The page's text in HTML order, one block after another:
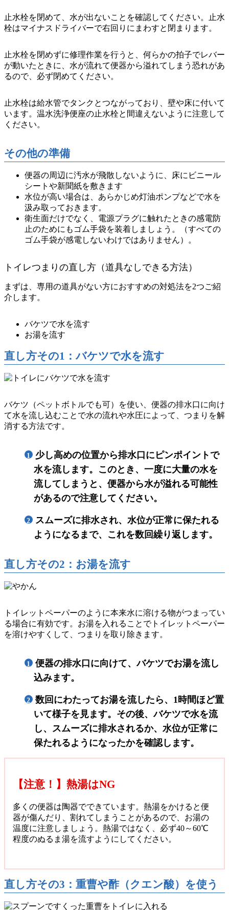
止水栓を閉めて、水が出ないことを確認してください。止水
栓はマイナスドライバーで右回りにまわすと閉まります。
止水栓を閉めずに修理作業を行うと、 何らかの拍子でレバー
が動いたときに、水が流れて便器から溢れてしまう 恐れがあ
るので、必ず閉めてください。
止水栓は給水管でタンクとつながっており、壁や床に付いて
います。温水洗浄便座の止水栓と間違えないように注意して
ください。
その他の準備
便器の周辺に汚水が飛散しないように、床にビニール
シートや新聞紙を敷きます
水位が高い場合は、あらかじめ灯油ポンプなどで水を
汲み取っておきます。
衛生面だけでなく、電源プラグに触れたときの感電防
止のためにもゴム手袋を装着しましょう。（すべての
ゴム手袋が感電しないわけではありません）。
トイレつまりの直し方（道具なしできる方法）
まずは、専用の道具がない方におすすめの対処法を2つご紹
介します。
バケツで水を流す
お湯を流す
直し方その1：バケツで水を流す
バケツ（ペットボトルでも可）を使い、便器の排水口に向け
て水を流し込むことで水の流れや水圧によって、つまりを解
消する方法です。
1
少し高めの位置から排水口にピンポイントで
水を流します。このとき、一度に大量の水を
流してしまうと、便器から水が溢れる可能性
があるので注意してください。
2
スムーズに排水され、水位が正常に保たれる
ようになるまで、これを数回繰り返します。
直し方その2：お湯を流す
トイレットペーパーのように本来水に溶ける物がつまってい
る場合に有効です。お湯を入れることでトイレットペーパー
を溶けやすくして、つまりを取り除きます。
1
便器の排水口に向けて、バケツでお湯を流し
込みます。
2
数回にわたってお湯を流したら、1時間ほど置
いて様子を見ます。その後、バケツで水を流
し、スムーズに排水されるか、水位が正常に
保たれるようになったかを確認します。
【注意！】熱湯はNG
多くの便器は陶器でできています。熱湯をかけると便
器が傷んだり、割れてしまうことがあるので、お湯の
温度に注意しましょう。熱湯ではなく、 必ず40～60℃
程度のぬるま湯を流すようにしてください。
直し方その3：重曹や酢（クエン酸）を使う